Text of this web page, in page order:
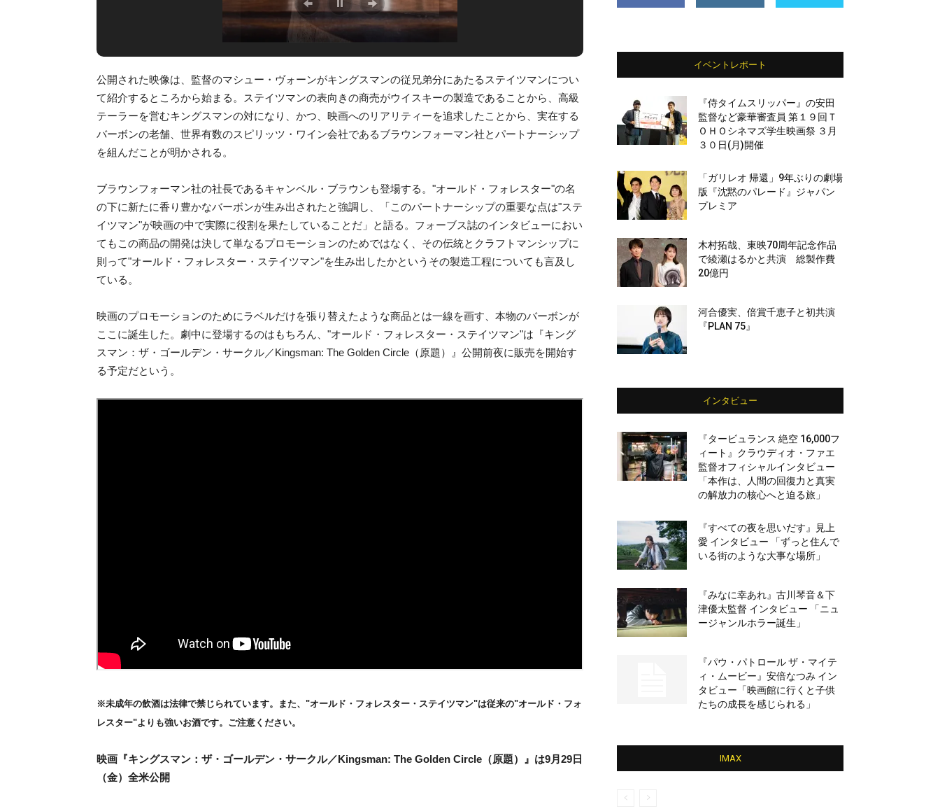
公開された映像は、監督のマシュー・ヴォーンがキングスマンの従兄弟分にあたるステイツマンについ
て紹介するところから始まる。ステイツマンの表向きの商売がウイスキーの製造であることから、高級
テーラーを営むキングスマンの対になり、かつ、映画へのリアリティーを追求したことから、実在する
バーボンの老舗、世界有数のスピリッツ・ワイン会社であるブラウンフォーマン社とパートナーシップ
を組んだことが明かされる。
ブラウンフォーマン社の社長であるキャンベル・ブラウンも登場する。"オールド・フォレスター"の名
の下に新たに香り豊かなバーボンが生み出されたと強調し、「このパートナーシップの重要な点は"ステ
イツマン"が映画の中で実際に役割を果たしていることだ」と語る。フォーブス誌のインタビューにおい
てもこの商品の開発は決して単なるプロモーションのためではなく、その伝統とクラフトマンシップに
則って"オールド・フォレスター・ステイツマン"を生み出したかというその製造工程についても言及し
ている。
映画のプロモーションのためにラベルだけを張り替えたような商品とは一線を画す、本物のバーボンが
ここに誕生した。劇中に登場するのはもちろん、"オールド・フォレスター・ステイツマン"は『キング
スマン：ザ・ゴールデン・サークル／Kingsman: The Golden Circle（原題）』公開前夜に販売を開始す
る予定だという。
※未成年の飲酒は法律で禁じられています。また、"オールド・フォレスター・ステイツマン"は従来の"オールド・フォ
レスター"よりも強いお酒です。ご注意ください。
映画『キングスマン：ザ・ゴールデン・サークル／Kingsman: The Golden Circle（原題）』は9月29日
（金）全米公開
イベントレポート
『侍タイムスリッパー』の安田
監督など豪華審査員 第１９回Ｔ
ＯＨＯシネマズ学生映画祭 ３月
３０日(月)開催
「ガリレオ 帰還」9年ぶりの劇場
版『沈黙のパレード』ジャパン
プレミア
木村拓哉、東映70周年記念作品
で綾瀬はるかと共演 総製作費
20億円
河合優実、倍賞千恵子と初共演
『PLAN 75』
インタビュー
『タービュランス 絶空 16,000フ
ィート』クラウディオ・ファエ
監督オフィシャルインタビュー
「本作は、人間の回復力と真実
の解放力の核心へと迫る旅」
『すべての夜を思いだす』見上
愛 インタビュー 「ずっと住んで
いる街のような大事な場所」
『みなに幸あれ』古川琴音＆下
津優太監督 インタビュー 「ニュ
ージャンルホラー誕生」
『パウ・パトロール ザ・マイテ
ィ・ムービー』安倍なつみ イン
タビュー「映画館に行くと子供
たちの成長を感じられる」
IMAX